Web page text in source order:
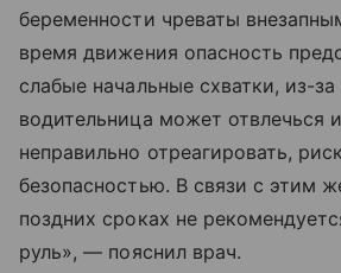
беременности чреваты
время движения опасность
слабые начальные схватки, из-
водительница может отвлечься
неправильно отреагировать,
безопасностью. В связи с этим
поздних сроках не
руль», — пояснил врач.